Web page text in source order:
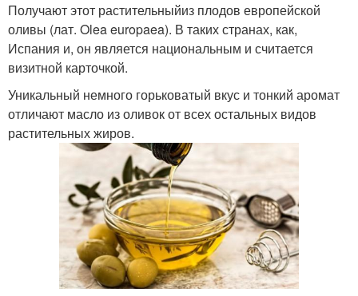
Получают этот растительныйиз плодов европейской
оливы (лат. Olea europaea). В таких странах, как,
Испания и, он является национальным и считается
визитной карточкой.
Уникальный немного горьковатый вкус и тонкий аромат
отличают масло из оливок от всех остальных видов
растительных жиров.